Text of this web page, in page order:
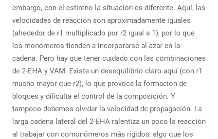
embargo, con el estireno la situación es diferente. Aquí, las
velocidades de reacción son aproximadamente iguales
(alrededor de r1 multiplicado por r2 igual a 1), por lo que
los monómeros tienden a incorporarse al azar en la
cadena. Pero hay que tener cuidado con las combinaciones
de 2-EHA y VAM. Existe un desequilibrio claro aquí (con r1
mucho mayor que r2), lo que provoca la formación de
bloques y dificulta el control de la composición. Y
tampoco debemos olvidar la velocidad de propagación. La
larga cadena lateral del 2-EHA ralentiza un poco la reacción
al trabajar con comonómeros más rígidos, algo que los